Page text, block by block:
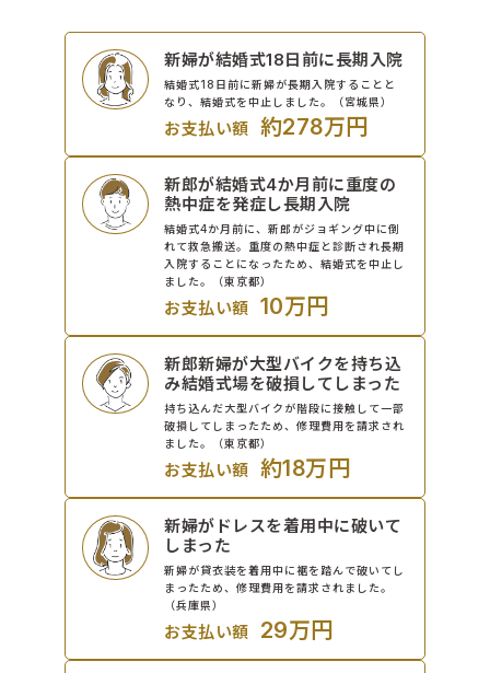
新婦が結婚式18日前に長期入院
結婚式18日前に新婦が長期入院することと
なり、結婚式を中止しました。（宮城県）
お支払い額 約278万円
新郎が結婚式4か月前に重度の
熱中症を発症し長期入院
結婚式4か月前に、新郎がジョギング中に倒
れて救急搬送。重度の熱中症と診断され長期
入院することになったため、結婚式を中止し
ました。（東京都）
お支払い額 10万円
新郎新婦が大型バイクを持ち込
み結婚式場を破損してしまった
持ち込んだ大型バイクが階段に接触して一部
破損してしまったため、修理費用を請求され
ました。（東京都）
お支払い額 約18万円
新婦がドレスを着用中に破いて
しまった
新婦が貸衣装を着用中に裾を踏んで破いてし
まったため、修理費用を請求されました。
（兵庫県）
お支払い額 29万円